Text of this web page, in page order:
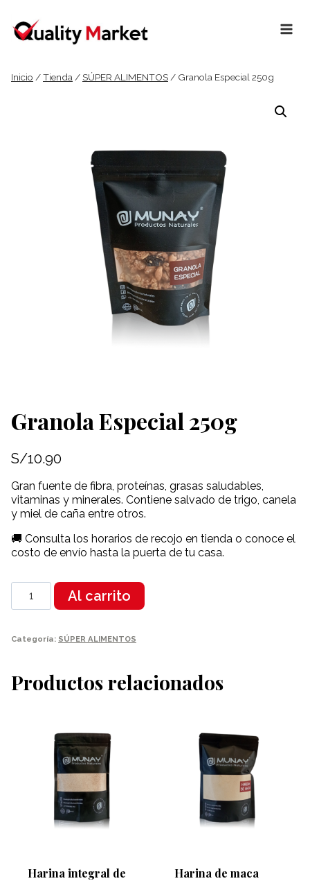
contenido
Inicio /Tienda / SÚPER ALIMENTOS / Granola Especial 250g
Granola Especial 250g
S/10.90
Gran fuente de fibra, proteínas, grasas saludables,
vitaminas y minerales. Contiene salvado de trigo, canela
y miel de caña entre otros.
🚚 Consulta los horarios de recojo en tienda o conoce el
costo de envío hasta la puerta de tu casa.
Granola
Especial
Al carrito
Categoría: SÚPER ALIMENTOS
Productos relacionados
Harina integral de
Harina de maca